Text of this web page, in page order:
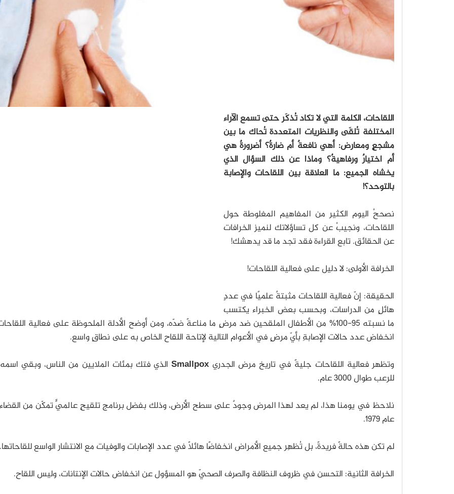
اللقاحات، الكلمة التي لا تكاد تُذكَر حتى تسمع الآراء
المختلفة تُلقَى والنظريات المتعددة تُحاك ما بين
مشجعٍ ومعارض: أهي نافعةٌ أم ضارةٌ؟ أضرورةٌ هي
أم اختيارٌ ورفاهيةٌ؟ وماذا عن ذلك السؤال الذي
يخشاه الجميع: ما العلاقة بين اللقاحات والإصابة
بالتوحد؟!
نصححُ اليوم الكثير من المفاهيم المغلوطة حول
اللقاحات، ونجيبُ عن كل تساؤلاتك لنميز الخرافات
عن الحقائق. تابع القراءة فقد تجد ما قد يدهشك!
الخرافة الأولى: لا دليل على فعالية اللقاحات!
الحقيقة: إنّ فعالية اللقاحات مثبتةٌ علميًا في عددٍ
هائلٍ من الدراسات، وبحسب بعض الخبراء يكتسب
ما نسبته 95-100% من الأطفال الملقحين ضد مرضٍ ما مناعةً ضدّه، ومن أوضح الأدلة الملحوظة على فعالية
انخفاض عدد حالات الإصابةِ بأيّ مرضٍ في الأعوام التالية لإتاحة اللقاح الخاص به على نطاقٍ واسع.
وتظهر فعالية اللقاحات جليةً في تاريخ مرض الجدري Smallpox الذي فتك بمئات الملايين من الناس، وبقي
للرعب طوال 3000 عام.
نلاحظ في يومنا هذا، لم يعد لهذا المرض وجودٌ على سطح الأرض، وذلك بفضل برنامج تلقيحٍ عالميٍّ تمكّن من
عام 1979.
لم تكن هذه حالةً فريدةً، بل تُظهِر جميع الأمراض انخفاضًا هائلًا في عدد الإصابات والوفيات مع الانتشار الواسع للقاحاتها.
الخرافة الثانية: التحسن في ظروف النظافة والصرف الصحيّ هو المسؤول عن انخفاض حالات الإنتانات، وليس اللقاح.